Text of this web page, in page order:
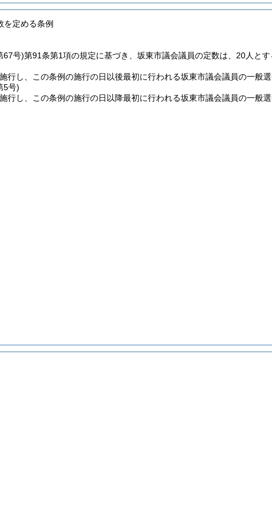
を定める条例
67号)第91条第1項の規定に基づき、坂東市議会議員の定数は、20人とす
行し、この条例の施行の日以後最初に行われる坂東市議会議員の一般選
5号)
行し、この条例の施行の日以降最初に行われる坂東市議会議員の一般選